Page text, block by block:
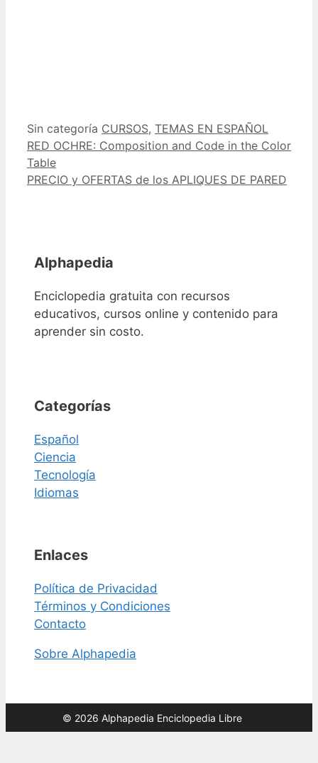
Categorías
Sin categoría Etiquetas
CURSOS, TEMAS EN ESPAÑOL
RED OCHRE: Composition and Code in the Color
Table
PRECIO y OFERTAS de los APLIQUES DE PARED
Alphapedia
Enciclopedia gratuita con recursos
educativos, cursos online y contenido para
aprender sin costo.
Categorías
Español
Ciencia
Tecnología
Idiomas
Enlaces
Política de Privacidad
Términos y Condiciones
Contacto
Sobre Alphapedia